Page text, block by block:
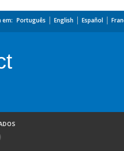
em: Português English Español